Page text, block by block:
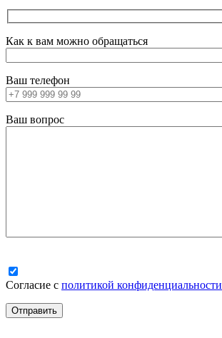
Как к вам можно обращаться
Ваш телефон
Ваш вопрос
Согласие с политикой конфиденциальности